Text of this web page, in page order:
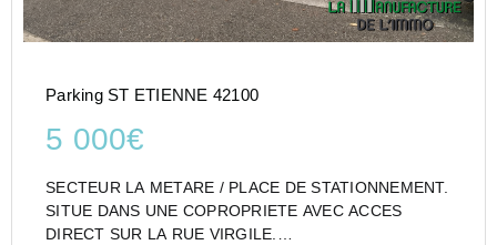
Parking ST ETIENNE 42100
5 000€
SECTEUR LA METARE / PLACE DE STATIONNEMENT.
SITUE DANS UNE COPROPRIETE AVEC ACCES
DIRECT SUR LA RUE VIRGILE.